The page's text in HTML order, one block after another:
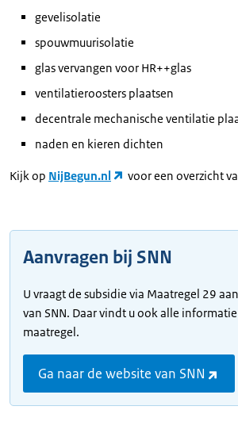
gevelisolatie
spouwmuurisolatie
glas vervangen voor HR++glas
ventilatieroosters plaatsen
decentrale mechanische ventilatie
naden en kieren dichten
Kijk op NijBegun.nl voor een overzicht
Aanvragen bij SNN
U vraagt de subsidie via Maatregel 29
van SNN. Daar vindt u ook alle
maatregel.
Ga naar de website van SNN